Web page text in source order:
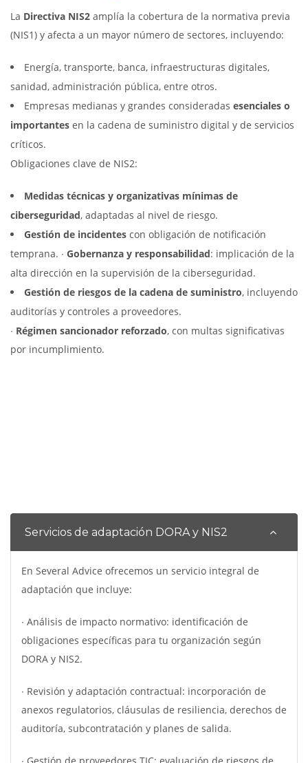
La Directiva NIS2 amplía la cobertura de la normativa previa
(NIS1) y afecta a un mayor número de sectores, incluyendo:
Energía, transporte, banca, infraestructuras digitales,
sanidad, administración pública, entre otros.
Empresas medianas y grandes consideradas esenciales o
importantes en la cadena de suministro digital y de servicios
críticos.
Obligaciones clave de NIS2:
Medidas técnicas y organizativas mínimas de
ciberseguridad, adaptadas al nivel de riesgo.
Gestión de incidentes con obligación de notificación
temprana. ∙ Gobernanza y responsabilidad: implicación de la
alta dirección en la supervisión de la ciberseguridad.
Gestión de riesgos de la cadena de suministro, incluyendo
auditorías y controles a proveedores.
∙ Régimen sancionador reforzado, con multas significativas
por incumplimiento.
Servicios de adaptación DORA y NIS2
En Several Advice ofrecemos un servicio integral de
adaptación que incluye:
∙ Análisis de impacto normativo: identificación de
obligaciones específicas para tu organización según
DORA y NIS2.
∙ Revisión y adaptación contractual: incorporación de
anexos regulatorios, cláusulas de resiliencia, derechos de
auditoría, subcontratación y planes de salida.